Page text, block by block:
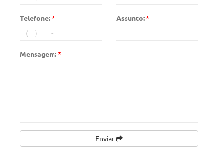
Telefone:* Assunto:*
Mensagem:*
Enviar